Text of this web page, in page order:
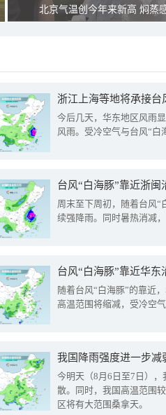
北京气温创今年来新高 焖蒸
浙江上海等地将承接台
今后几天，华东地区风雨
风雨。受冷空气与台风“白
台风“白海豚”靠近浙
周末至下周初，随着台风“
续强降雨。同时暑热消减
台风“白海豚”靠近华
随着台风“白海豚”的靠近
高温范围将缩减，受冷空
今明天（8月6日至7日）
散。同时，我国高温范围
区将有大范围桑拿天。